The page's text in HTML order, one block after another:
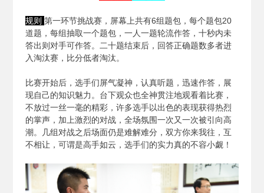
规则 第一环节挑战赛，屏幕上共有6组题包，每个题包20
道题，每组抽取一个题包，一人一题轮流作答，十秒内未
答出则对手可作答。二十题结束后，回答正确题数多者进
入淘汰赛，比分低者淘汰。
比赛开始后，选手们屏气凝神，认真听题，迅速作答，展
现自己的知识魅力。台下观众也全神贯注地观看着比赛，
不放过一丝一毫的精彩，许多选手以出色的表现获得热烈
的掌声，加上激烈的对战，全场氛围一次又一次被引向高
潮。几组对战之后场面仍是难解难分，双方你来我往，互
不相让，可谓是高手如云，选手们的实力真的不容小觑！